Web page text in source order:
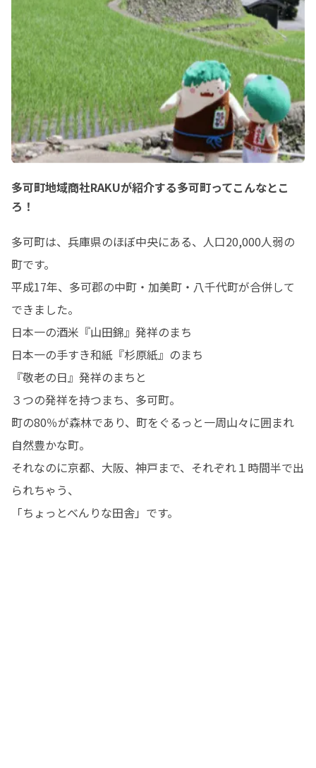
多可町地域商社RAKUが紹介する多可町ってこんなとこ
ろ！
多可町は、兵庫県のほぼ中央にある、人口20,000人弱の
町です。
平成17年、多可郡の中町・加美町・八千代町が合併して
できました。
日本一の酒米『山田錦』発祥のまち
日本一の手すき和紙『杉原紙』のまち
『敬老の日』発祥のまちと
３つの発祥を持つまち、多可町。
町の80％が森林であり、町をぐるっと一周山々に囲まれ
自然豊かな町。
それなのに京都、大阪、神戸まで、それぞれ１時間半で出
られちゃう、
「ちょっとべんりな田舎」です。